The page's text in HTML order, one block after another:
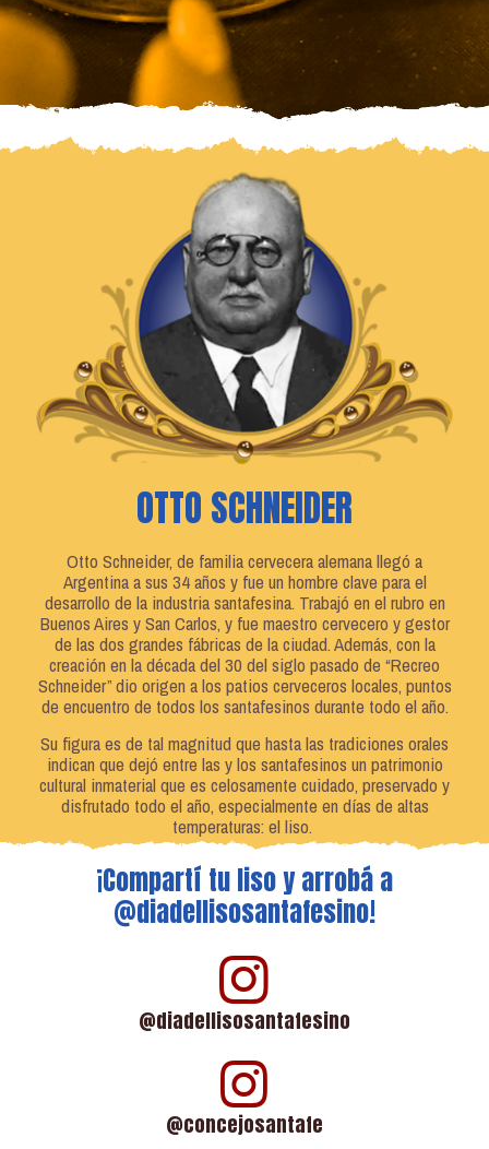
OTTO SCHNEIDER
Otto Schneider, de familia cervecera alemana llegó a
Argentina a sus 34 años y fue un hombre clave para el
desarrollo de la industria santafesina. Trabajó en el rubro en
Buenos Aires y San Carlos, y fue maestro cervecero y gestor
de las dos grandes fábricas de la ciudad. Además, con la
creación en la década del 30 del siglo pasado de “Recreo
Schneider” dio origen a los patios cerveceros locales, puntos
de encuentro de todos los santafesinos durante todo el año.
Su figura es de tal magnitud que hasta las tradiciones orales
indican que dejó entre las y los santafesinos un patrimonio
cultural inmaterial que es celosamente cuidado, preservado y
disfrutado todo el año, especialmente en días de altas
temperaturas: el liso.
¡Compartí tu liso y arrobá a
@diadellisosantafesino!
@diadellisosantafesino
@concejosantafe